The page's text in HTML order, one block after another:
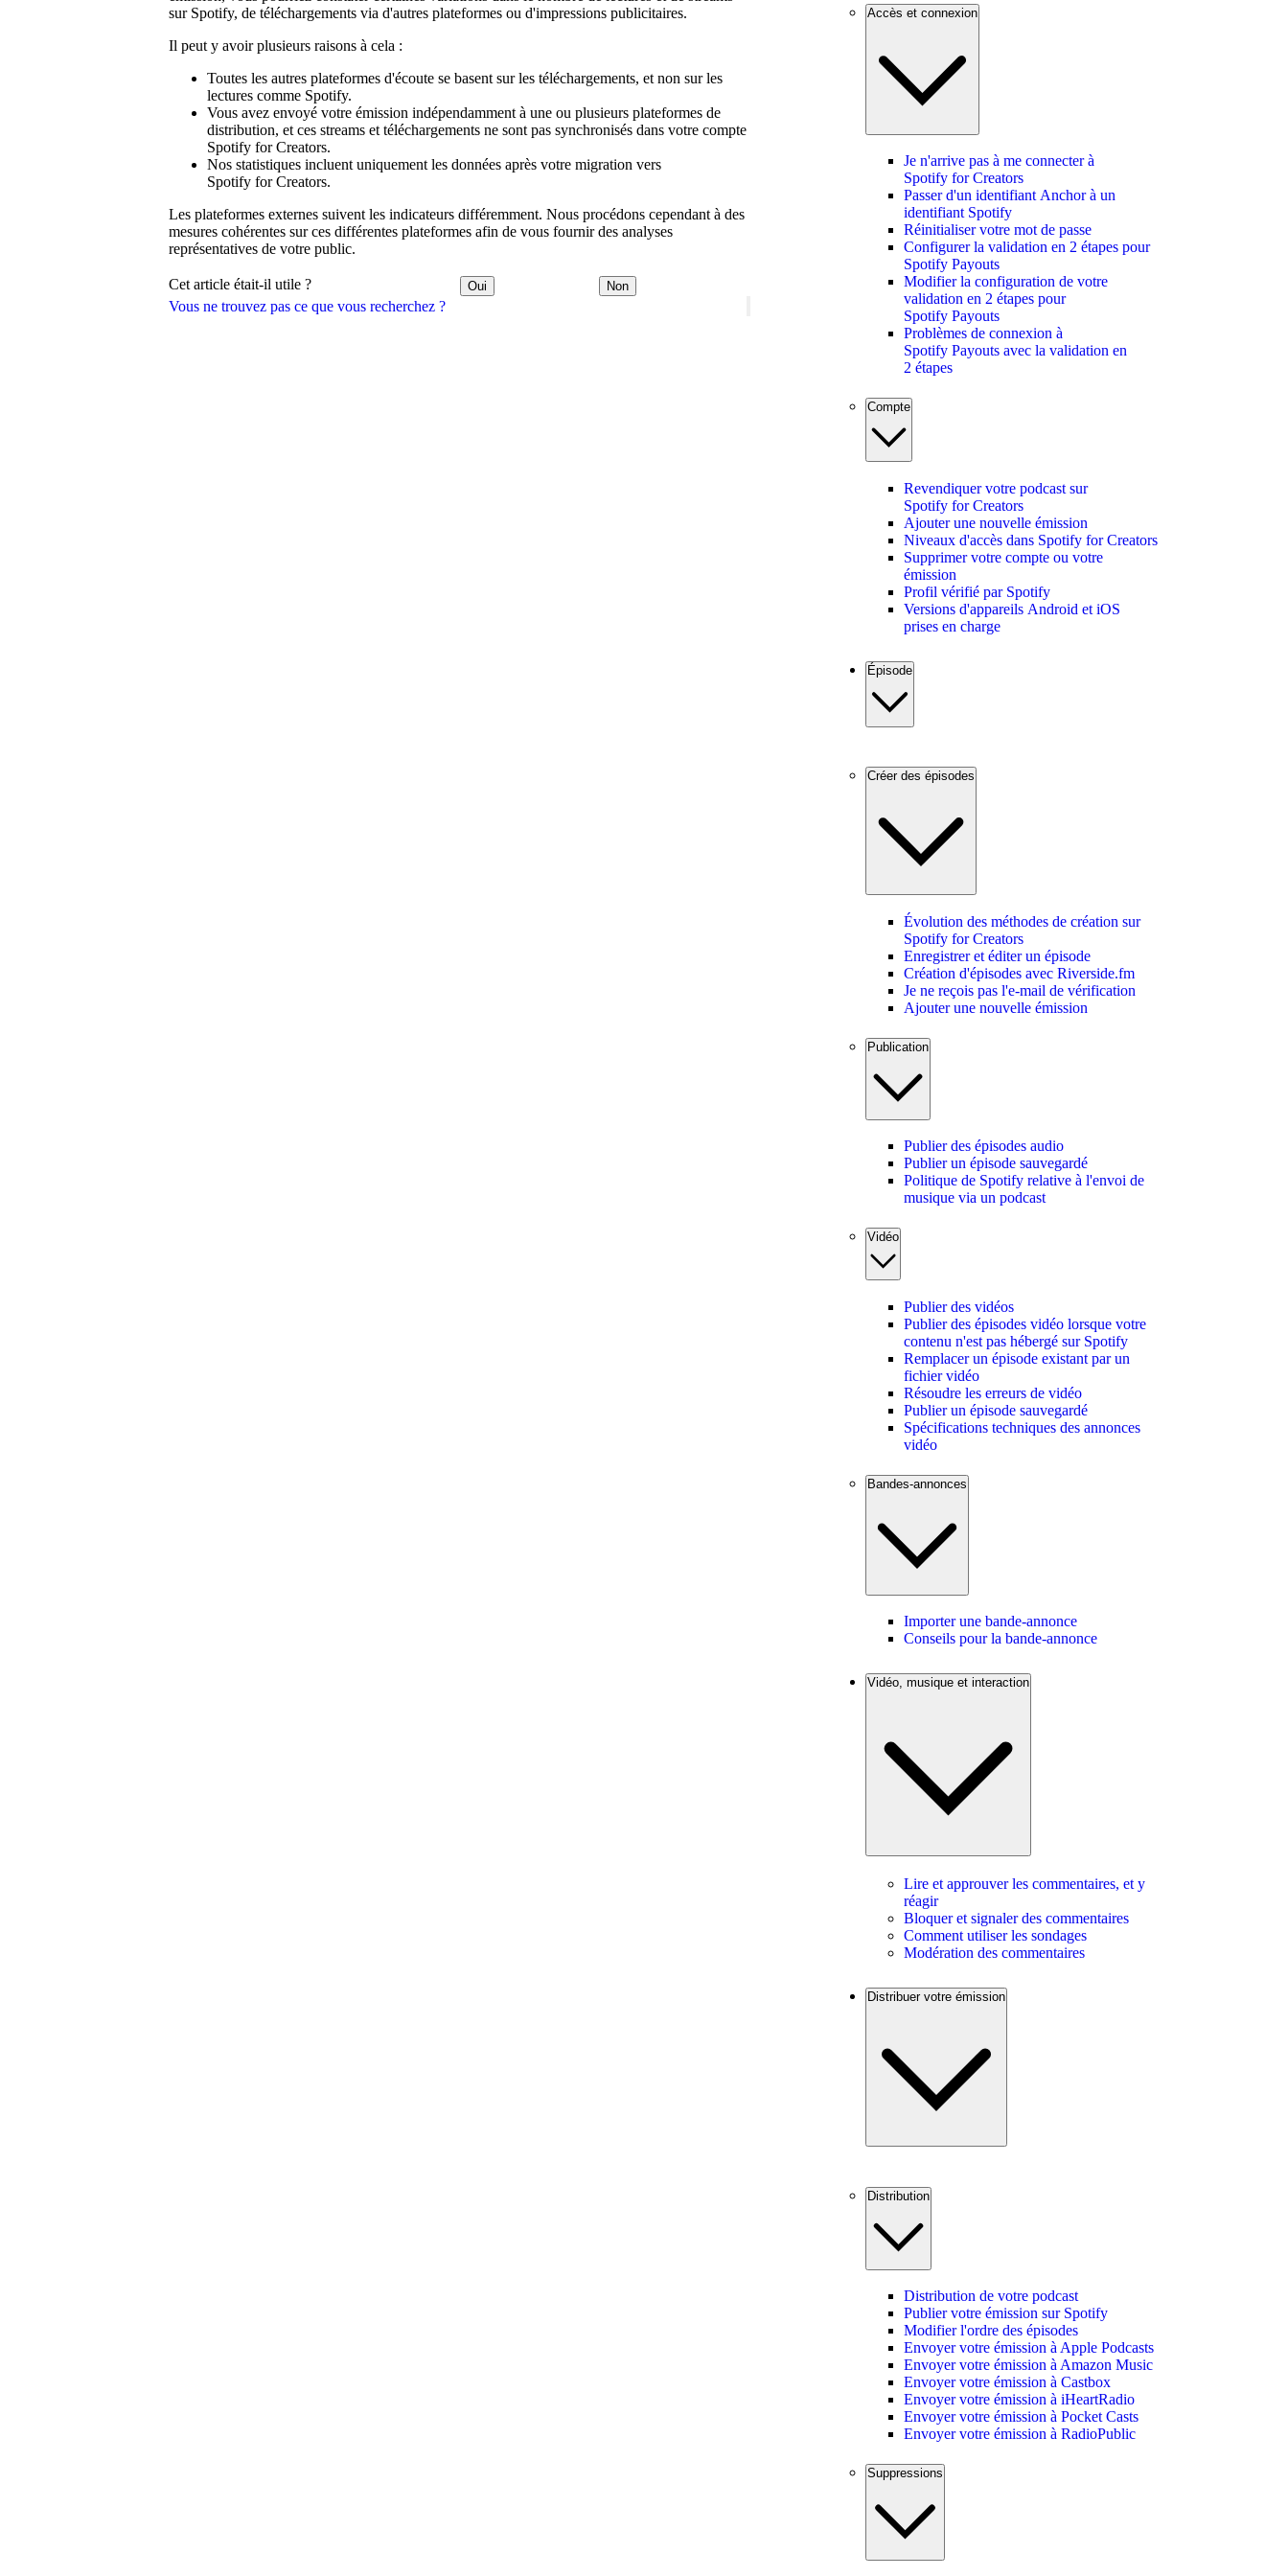
Vous ne trouvez pas ce que vous recherchez ?
sur Spotify, de téléchargements via d'autres plateformes ou d'impressions publicitaires.
Il peut y avoir plusieurs raisons à cela :
Toutes les autres plateformes d'écoute se basent sur les téléchargements, et non sur les
lectures comme Spotify.
Vous avez envoyé votre émission indépendamment à une ou plusieurs plateformes de
distribution, et ces streams et téléchargements ne sont pas synchronisés dans votre compte
Spotify for Creators.
Nos statistiques incluent uniquement les données après votre migration vers
Spotify for Creators.
Les plateformes externes suivent les indicateurs différemment. Nous procédons cependant à des
mesures cohérentes sur ces différentes plateformes afin de vous fournir des analyses
représentatives de votre public.
Cet article était-il utile ? Oui Non
Accès et connexion
Je n'arrive pas à me connecter à
Spotify for Creators
Passer d'un identifiant Anchor à un
identifiant Spotify
Réinitialiser votre mot de passe
Configurer la validation en 2 étapes pour
Spotify Payouts
Modifier la configuration de votre
validation en 2 étapes pour
Spotify Payouts
Problèmes de connexion à
Spotify Payouts avec la validation en
2 étapes
Compte
Revendiquer votre podcast sur
Spotify for Creators
Ajouter une nouvelle émission
Niveaux d'accès dans Spotify for Creators
Supprimer votre compte ou votre
émission
Profil vérifié par Spotify
Versions d'appareils Android et iOS
prises en charge
Épisode
Créer des épisodes
Évolution des méthodes de création sur
Spotify for Creators
Enregistrer et éditer un épisode
Création d'épisodes avec Riverside.fm
Je ne reçois pas l'e-mail de vérification
Ajouter une nouvelle émission
Publication
Publier des épisodes audio
Publier un épisode sauvegardé
Politique de Spotify relative à l'envoi de
musique via un podcast
Vidéo
Publier des vidéos
Publier des épisodes vidéo lorsque votre
contenu n'est pas hébergé sur Spotify
Remplacer un épisode existant par un
fichier vidéo
Résoudre les erreurs de vidéo
Publier un épisode sauvegardé
Spécifications techniques des annonces
vidéo
Bandes-annonces
Importer une bande-annonce
Conseils pour la bande-annonce
Vidéo, musique et interaction
Lire et approuver les commentaires, et y
réagir
Bloquer et signaler des commentaires
Comment utiliser les sondages
Modération des commentaires
Distribuer votre émission
Distribution
Distribution de votre podcast
Publier votre émission sur Spotify
Modifier l'ordre des épisodes
Envoyer votre émission à Apple Podcasts
Envoyer votre émission à Amazon Music
Envoyer votre émission à Castbox
Envoyer votre émission à iHeartRadio
Envoyer votre émission à Pocket Casts
Envoyer votre émission à RadioPublic
Suppressions